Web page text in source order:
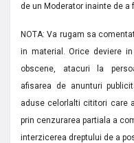
de un Moderator inainte de a
NOTA: Va rugam sa
in material. Orice deviere
obscene, atacuri la
afisarea de anunturi
aduse celorlalti cititori care
prin cenzurarea partiala a
interzicerea dreptului de a